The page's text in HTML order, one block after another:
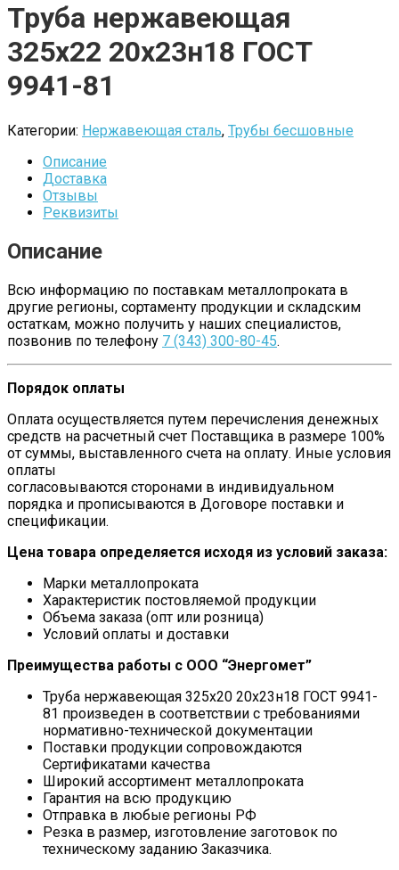
Труба нержавеющая
325х22 20х23н18 ГОСТ
9941-81
Категории: Нержавеющая сталь, Трубы бесшовные
Описание
Доставка
Отзывы
Реквизиты
Описание
Всю информацию по поставкам металлопроката в
другие регионы, сортаменту продукции и складским
остаткам, можно получить у наших специалистов,
позвонив по телефону 7 (343) 300-80-45.
Порядок оплаты
Оплата осуществляется путем перечисления денежных
средств на расчетный счет Поставщика в размере 100%
от суммы, выставленного счета на оплату. Иные условия
оплаты
согласовываются сторонами в индивидуальном
порядка и прописываются в Договоре поставки и
спецификации.
Цена товара определяется исходя из условий заказа:
Марки металлопроката
Характеристик постовляемой продукции
Объема заказа (опт или розница)
Условий оплаты и доставки
Преимущества работы с ООО “Энергомет”
Труба нержавеющая 325х20 20х23н18 ГОСТ 9941-
81 произведен в соответствии с требованиями
нормативно-технической документации
Поставки продукции сопровождаются
Сертификатами качества
Широкий ассортимент металлопроката
Гарантия на всю продукцию
Отправка в любые регионы РФ
Резка в размер, изготовление заготовок по
техническому заданию Заказчика.